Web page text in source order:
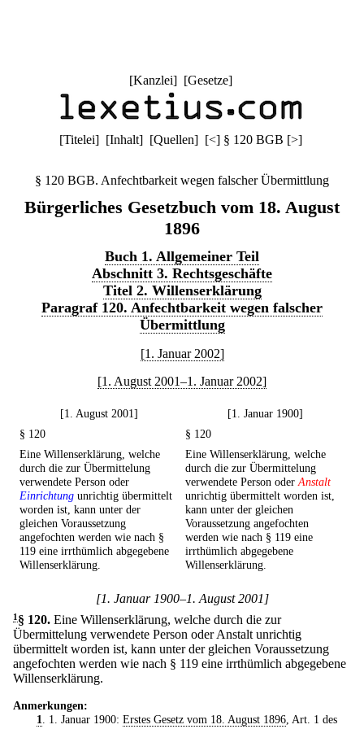
[Kanzlei] [Gesetze]
[Titelei] [Inhalt] [Quellen] [<] § 120 BGB [>]
§ 120 BGB. Anfechtbarkeit wegen falscher Übermittlung
Bürgerliches Gesetzbuch vom 18. August
1896
Buch 1. Allgemeiner Teil
Abschnitt 3. Rechtsgeschäfte
Titel 2. Willenserklärung
Paragraf 120. Anfechtbarkeit wegen falscher
Übermittlung
[1. Januar 2002]
[1. August 2001–1. Januar 2002]
[1. August 2001]
[1. Januar 1900]
§ 120
§ 120
Eine Willenserklärung, welche
durch die zur Übermittelung
verwendete Person oder
Einrichtung unrichtig übermittelt
worden ist, kann unter der
gleichen Voraussetzung
angefochten werden wie nach §
119 eine irrthümlich abgegebene
Willenserklärung.
Eine Willenserklärung, welche
durch die zur Übermittelung
verwendete Person oderAnstalt
unrichtig übermittelt worden ist,
kann unter der gleichen
Voraussetzung angefochten
werden wie nach § 119 eine
irrthümlich abgegebene
Willenserklärung.
[1. Januar 1900–1. August 2001]
1§ 120. Eine Willenserklärung, welche durch die zur
Übermittelung verwendete Person oder Anstalt unrichtig
übermittelt worden ist, kann unter der gleichen Voraussetzung
angefochten werden wie nach § 119 eine irrthümlich abgegebene
Willenserklärung.
Anmerkungen:
1. 1. Januar 1900: Erstes Gesetz vom 18. August 1896, Art. 1 des